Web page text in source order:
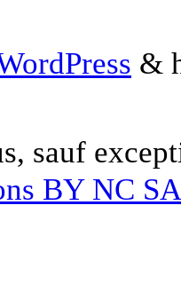
&
sauf
BY NC SA